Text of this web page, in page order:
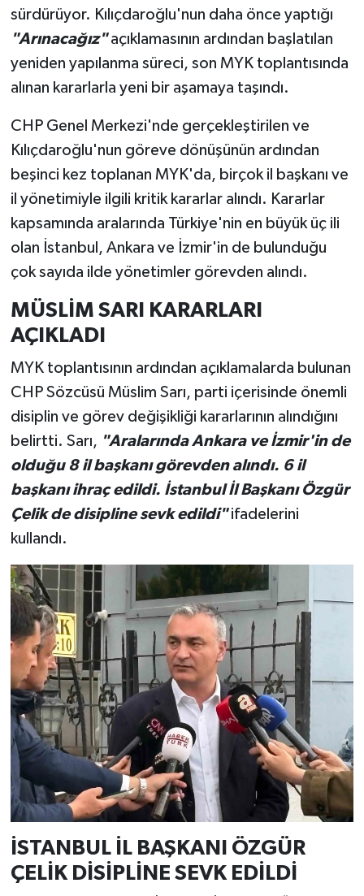
sürdürüyor. Kılıçdaroğlu'nun daha önce yaptığı
"Arınacağız"açıklamasının ardından başlatılan
yeniden yapılanma süreci, son MYK toplantısında
alınan kararlarla yeni bir aşamaya taşındı.
CHP Genel Merkezi'nde gerçekleştirilen ve
Kılıçdaroğlu'nun göreve dönüşünün ardından
beşinci kez toplanan MYK'da, birçok il başkanı ve
il yönetimiyle ilgili kritik kararlar alındı. Kararlar
kapsamında aralarında Türkiye'nin en büyük üç ili
olan İstanbul, Ankara ve İzmir'in de bulunduğu
çok sayıda ilde yönetimler görevden alındı.
MÜSLİM SARI KARARLARI
AÇIKLADI
MYK toplantısının ardından açıklamalarda bulunan
CHP Sözcüsü Müslim Sarı, parti içerisinde önemli
disiplin ve görev değişikliği kararlarının alındığını
belirtti. Sarı, "Aralarında Ankara ve İzmir'in de
olduğu 8 il başkanı görevden alındı. 6 il
başkanı ihraç edildi. İstanbul İl Başkanı Özgür
Çelik de disipline sevk edildi"ifadelerini
kullandı.
İSTANBUL İL BAŞKANI ÖZGÜR
ÇELİK DİSİPLİNE SEVK EDİLDİ